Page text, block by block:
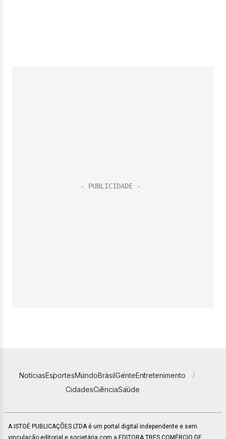
NotíciasEsportesMundoBrasilGenteEntretenimento
CidadesCiênciaSaúde
A ISTOÉ PUBLICAÇÕES LTDA é um portal digital independente e sem
vinculação editorial e societária com a EDITORA TRES COMÉRCIO DE